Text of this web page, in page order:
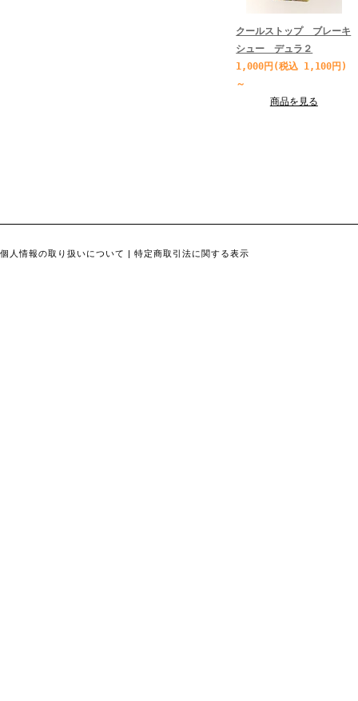
クールストップ ブレーキ
シュー デュラ２
1,000円(税込 1,100円)
～
商品を見る
個人情報の取り扱いについて | 特定商取引法に関する表示